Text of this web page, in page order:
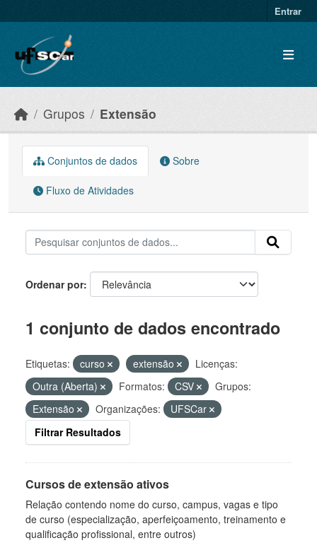
Entrar
Grupos Extensão
Conjuntos de dados Sobre
Fluxo de Atividades
Ordenar por
1 conjunto de dados encontrado
Etiquetas: curso extensão
Licenças:
Outra (Aberta)
Formatos: CSV
Grupos:
Extensão
Organizações:
UFSCar
Filtrar Resultados
Cursos de extensão ativos
Relação contendo nome do curso, campus, vagas e tipo
de curso (especialização, aperfeiçoamento, treinamento e
qualificação profissional, entre outros)